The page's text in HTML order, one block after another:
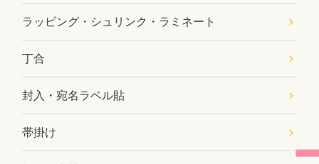
ラッピング・シュリンク・ラミネート
丁合
封入・宛名ラベル貼
帯掛け